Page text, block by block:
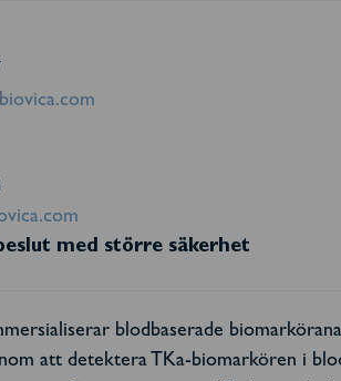
med större säkerhet
blodbaserade
att detektera TKa-biomarkören i